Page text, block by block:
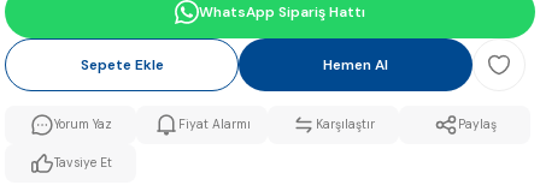
WhatsApp Sipariş Hattı
Sepete Ekle Hemen Al
Yorum Yaz Fiyat Alarmı Karşılaştır Paylaş
Tavsiye Et